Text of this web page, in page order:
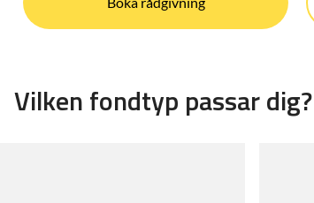
Vilkenfondtyp passar dig?